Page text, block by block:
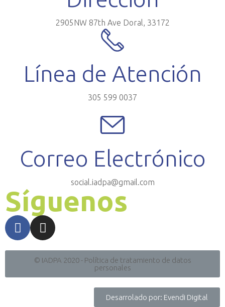
2905NW 87th Ave Doral, 33172
Línea de Atención
305 599 0037
Correo Electrónico
social.iadpa@gmail.com
Síguenos
© IADPA 2020 - Política de tratamiento de datos
personales
Desarrolado por: Evendi Digital